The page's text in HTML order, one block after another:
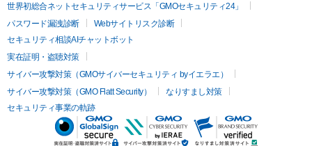
世界初総合ネットセキュリティサービス「GMOセキュリティ24」
パスワード漏洩診断
Webサイトリスク診断
セキュリティ相談AIチャットボット
実在証明・盗聴対策
サイバー攻撃対策（GMOサイバーセキュリティ byイエラエ）
サイバー攻撃対策（GMO Flatt Security）
なりすまし対策
セキュリティ事業の軌跡